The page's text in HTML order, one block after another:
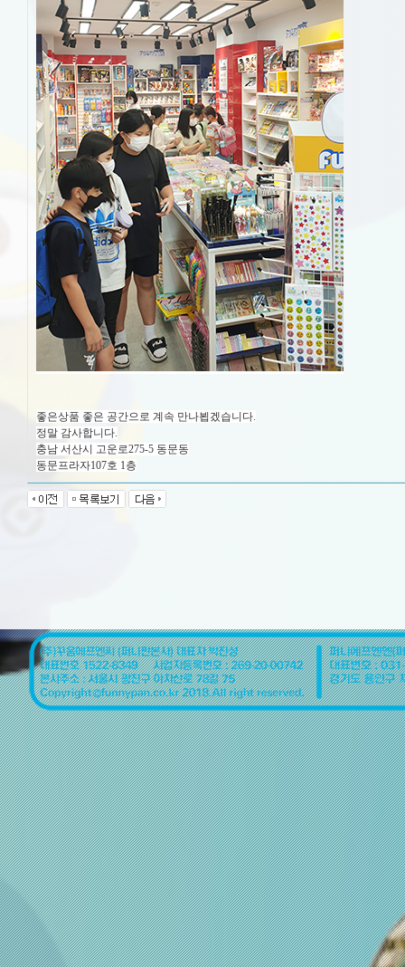
좋은상품 좋은 공간으로 계속 만나뵙겠습니다.
정말 감사합니다.
충남 서산시 고운로275-5 동문동
동문프라자107호 1층